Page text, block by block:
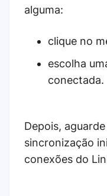
alguma:
clique no
escolha
conectada.
Depois,
sincronização
conexões do